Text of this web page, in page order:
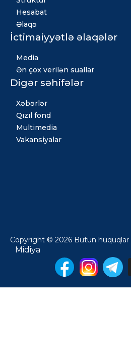
Hesabat
Əlaqə
İctimaiyyətlə əlaqələr
Media
Ən çox verilən suallar
Digər səhifələr
Xəbərlər
Qızıl fond
Multimedia
Vakansiyalar
Copyright © 2026 Bütün hüquqlar
Midiya